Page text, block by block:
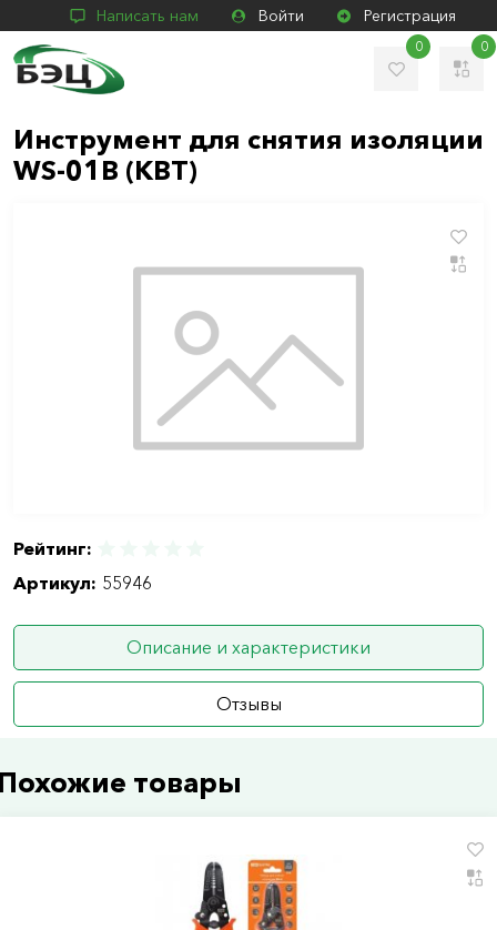
Написать нам Войти Регистрация
0 0
Инструмент для снятия изоляции
WS-01B (КВТ)
Рейтинг:
Артикул: 55946
Описание и характеристики
Отзывы
товары